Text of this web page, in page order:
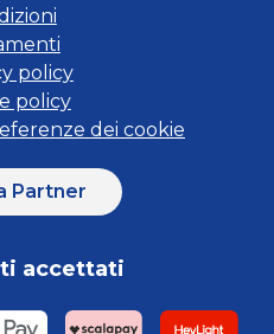
policy
policy
dei cookie
Partner
accettati